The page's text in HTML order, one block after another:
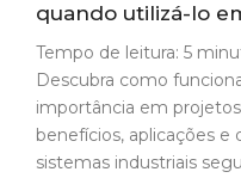
quando utilizá-lo
Tempo de leitura: 5
Descubra como
importância em
benefícios, aplicações e
sistemas industriais